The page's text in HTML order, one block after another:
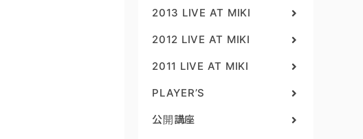
2013 LIVE AT MIKI
2012 LIVE AT MIKI
2011 LIVE AT MIKI
PLAYER’S
公開講座